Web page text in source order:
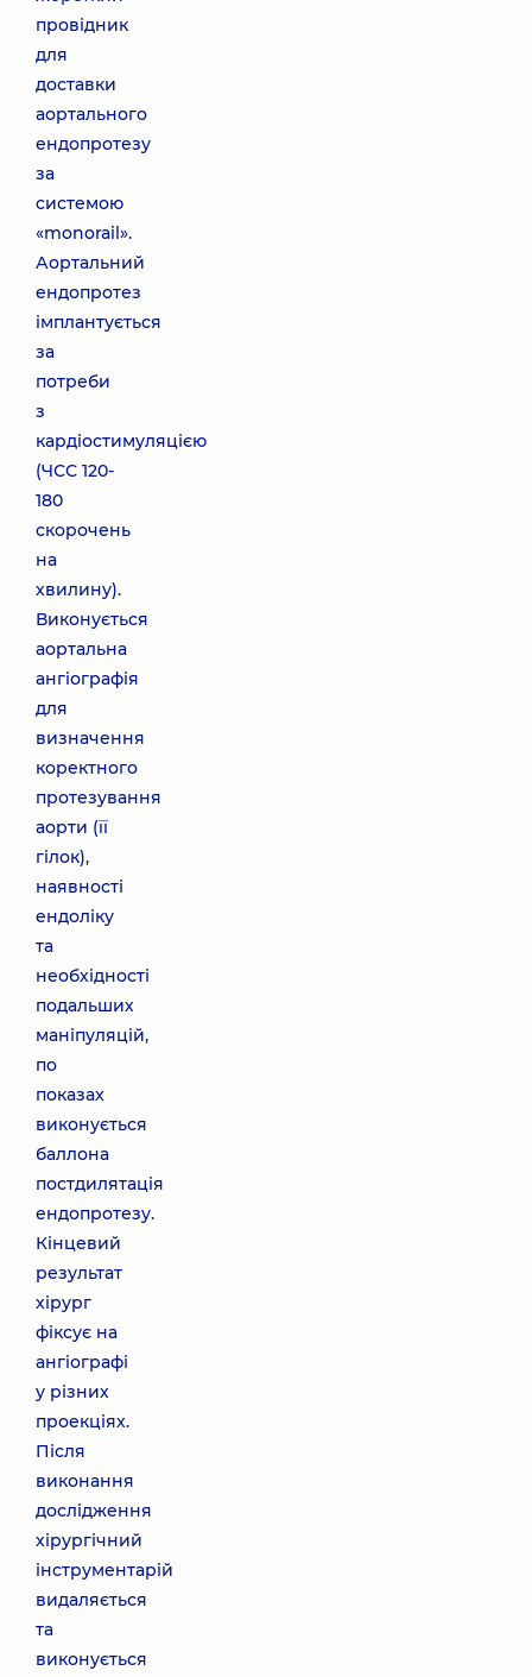
провідник
для
доставки
аортального
ендопротезу
за
системою
«monorail».
Аортальний
ендопротез
імплантується
за
потреби
з
кардіостимуляцією
(ЧСС 120-
180
скорочень
на
хвилину).
Виконується
аортальна
ангіографія
для
визначення
коректного
протезування
аорти (її
гілок),
наявності
ендоліку
та
необхідності
подальших
маніпуляцій,
по
показах
виконується
баллона
постдилятація
ендопротезу.
Кінцевий
результат
хірург
фіксує на
ангіографі
у різних
проекціях.
Після
виконання
дослідження
хірургічний
інструментарій
видаляється
та
виконується